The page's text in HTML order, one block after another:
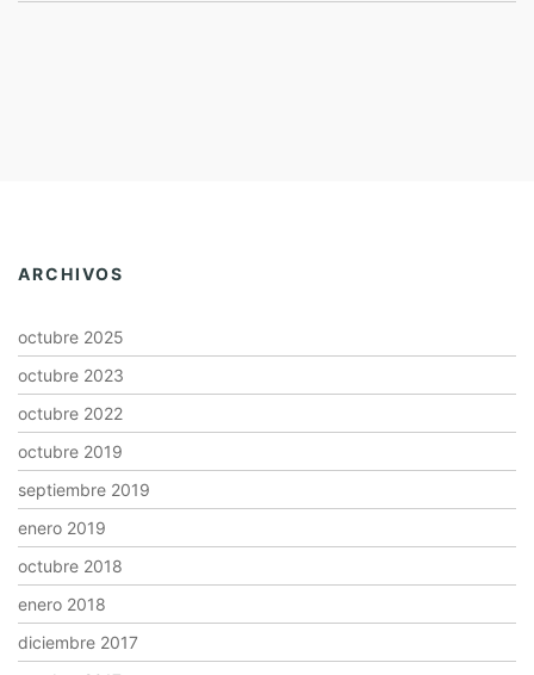
ARCHIVOS
octubre 2025
octubre 2023
octubre 2022
octubre 2019
septiembre 2019
enero 2019
octubre 2018
enero 2018
diciembre 2017